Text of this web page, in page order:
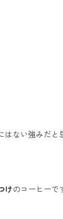
ない強みだと
けのコーヒーで